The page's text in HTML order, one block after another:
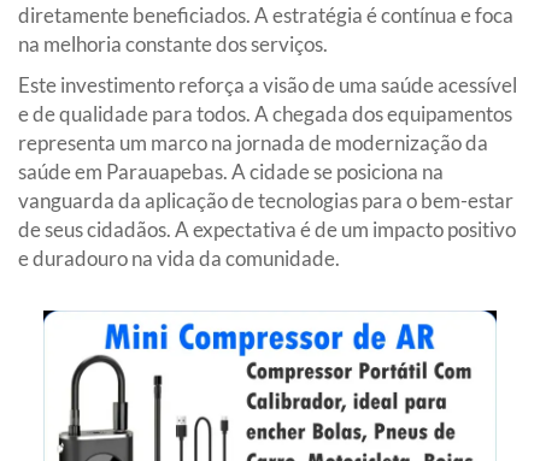
diretamente beneficiados. A estratégia é contínua e foca
na melhoria constante dos serviços.
Este investimento reforça a visão de uma saúde acessível
e de qualidade para todos. A chegada dos equipamentos
representa um marco na jornada de modernização da
saúde em Parauapebas. A cidade se posiciona na
vanguarda da aplicação de tecnologias para o bem-estar
de seus cidadãos. A expectativa é de um impacto positivo
e duradouro na vida da comunidade.